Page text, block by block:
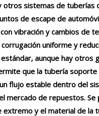
sistemas de tuberías
de escape de
vibración y cambios de
uniforme y
aunque hay otros
que la tubería
flujo estable dentro del
mercado de repuestos. Se
y el material de la